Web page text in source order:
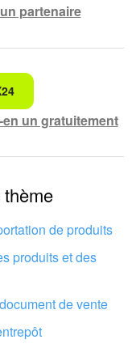
partenaire
en un gratuitement
de produits
produits et des
de vente